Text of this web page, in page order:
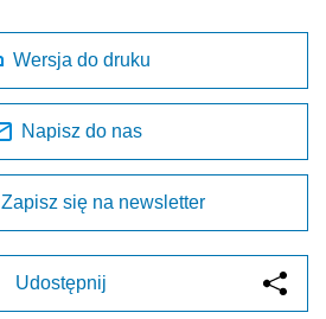
Wersja do druku
Napisz do nas
Zapisz się na newsletter
Udostępnij